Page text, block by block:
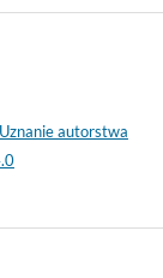
autorstwa